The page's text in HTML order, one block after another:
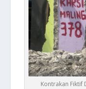
Kontrakan Fiktif